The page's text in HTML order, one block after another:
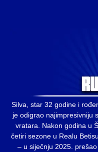
Silva, star 32 godine i
je odigrao najimpresivniju
vratara. Nakon godina u
četiri sezone u Realu
– u siječnju 2025.